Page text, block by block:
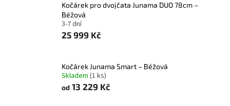
Kočárek pro dvojčata Junama DUO 78cm –
Béžová
3-7 dní
25 999 Kč
Kočárek Junama Smart – Béžová
Skladem (1 ks)
od 13 229 Kč